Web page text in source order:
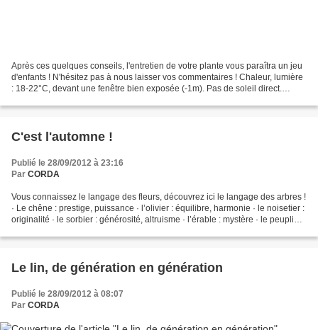
Après ces quelques conseils, l'entretien de votre plante vous paraîtra un jeu
d'enfants ! N'hésitez pas à nous laisser vos commentaires ! Chaleur, lumière
: 18-22°C, devant une fenêtre bien exposée (-1m). Pas de soleil direct.
C'est l'automne !
Publié le 28/09/2012 à 23:16
Par CORDA
Vous connaissez le langage des fleurs, découvrez ici le langage des arbres !
· Le chêne : prestige, puissance · l’olivier : équilibre, harmonie · le noisetier :
originalité · le sorbier : générosité, altruisme · l’érable : mystère · le peuplier :
Le lin, de génération en génération
Publié le 28/09/2012 à 08:07
Par CORDA